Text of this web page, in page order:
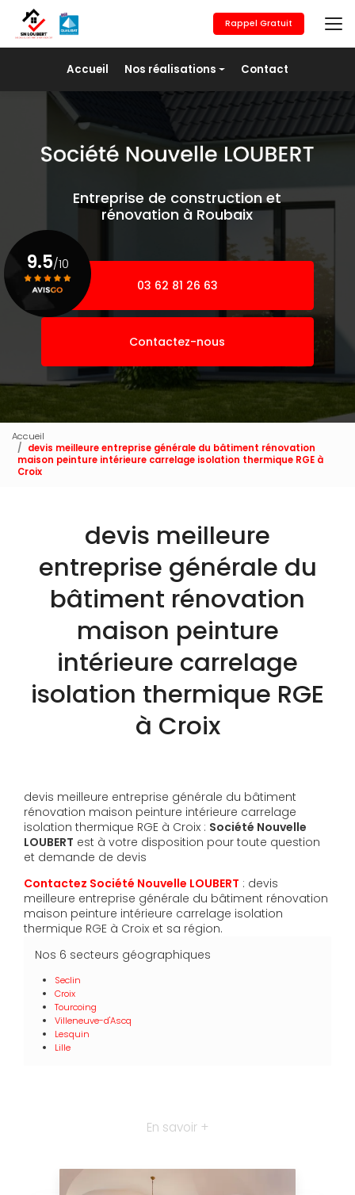
contenu
principal
Accueil Nos réalisations
Maçonnerie générale
Revêtement de sols
Placo/Isolation
Pose de fer
Contact
Rappel Gratuit
Entreprise de construction et
rénovation à Roubaix
03 62 81 26 63
Contactez-nous
9.5/10
Voir le certificat
Accueil
devis meilleure entreprise générale du bâtiment rénovation
maison peinture intérieure carrelage isolation thermique RGE à
Croix
devis meilleure
entreprise générale du
bâtiment rénovation
maison peinture
intérieure carrelage
isolation thermique RGE
à Croix
devis meilleure entreprise générale du bâtiment
rénovation maison peinture intérieure carrelage
isolation thermique RGE à Croix : Société Nouvelle
LOUBERT est à votre disposition pour toute question
et demande de devis
Contactez Société Nouvelle LOUBERT : devis
meilleure entreprise générale du bâtiment rénovation
maison peinture intérieure carrelage isolation
thermique RGE à Croix et sa région.
Nos 6 secteurs géographiques
Seclin
Croix
Tourcoing
Villeneuve-d'Ascq
Lesquin
Lille
En savoir +